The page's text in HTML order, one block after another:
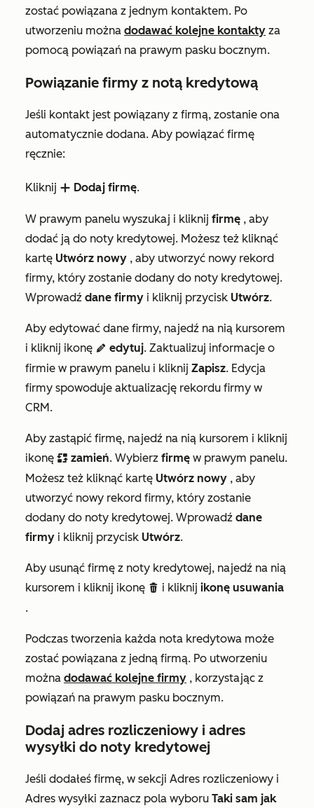
zostać powiązana z jednym kontaktem. Po
utworzeniu można dodawać kolejne kontakty za
pomocą powiązań na prawym pasku bocznym.
Powiązanie firmy z notą kredytową
Jeśli kontakt jest powiązany z firmą, zostanie ona
automatycznie dodana. Aby powiązać firmę
ręcznie:
Kliknij add Dodaj firmę.
W prawym panelu wyszukaj i kliknij firmę , aby
dodać ją do noty kredytowej. Możesz też kliknąć
kartę Utwórz nowy , aby utworzyć nowy rekord
firmy, który zostanie dodany do noty kredytowej.
Wprowadź dane firmy i kliknij przycisk Utwórz.
Aby edytować dane firmy, najedź na nią kursorem
i kliknij ikonę edit edytuj. Zaktualizuj informacje o
firmie w prawym panelu i kliknij Zapisz. Edycja
firmy spowoduje aktualizację rekordu firmy w
CRM.
Aby zastąpić firmę, najedź na nią kursorem i kliknij
ikonę replace zamień. Wybierz firmę w prawym panelu.
Możesz też kliknąć kartę Utwórz nowy , aby
utworzyć nowy rekord firmy, który zostanie
dodany do noty kredytowej. Wprowadź dane
firmy i kliknij przycisk Utwórz.
Aby usunąć firmę z noty kredytowej, najedź na nią
kursorem i kliknij ikonę delete i kliknij ikonę usuwania
.
Podczas tworzenia każda nota kredytowa może
zostać powiązana z jedną firmą. Po utworzeniu
można dodawać kolejne firmy , korzystając z
powiązań na prawym pasku bocznym.
Dodaj adres rozliczeniowy i adres
wysyłki do noty kredytowej
Jeśli dodałeś firmę, w sekcji Adres rozliczeniowy i
Adres wysyłki zaznacz pola wyboru Taki sam jak